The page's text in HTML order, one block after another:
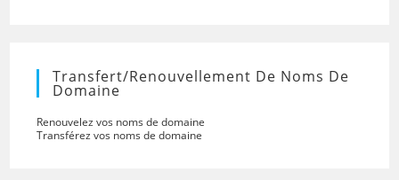
Transfert/renouvellement De Noms De
Domaine
Renouvelez vos noms de domaine
Transférez vos noms de domaine